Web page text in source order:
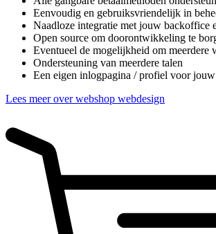
Eenvoudig en gebruiksvriendelijk in
Naadloze integratie met jouw backoffice
Open source om doorontwikkeling te
Eventueel de mogelijkheid om meerdere
Ondersteuning van meerdere talen
Een eigen inlogpagina / profiel voor
Lees meer over webshop webdesign